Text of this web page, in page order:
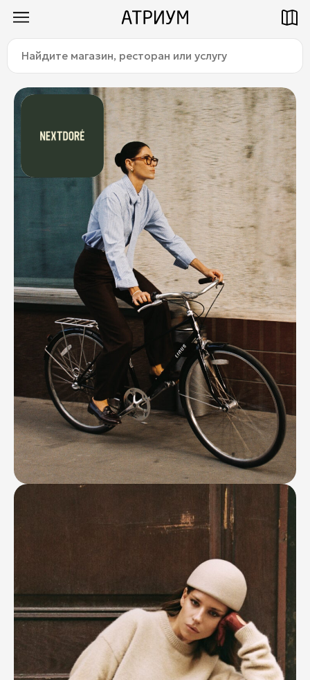
Как добраться Паркинг
Магазины
Услуги
Детям
О торговом центре
Ваканcии
Заявка на аренду
Рекламные услуги
Контакты
+7 (495) 970-15-55
Вконтакте
Найдите
магазин,
ресторан
или
услугу:
Title